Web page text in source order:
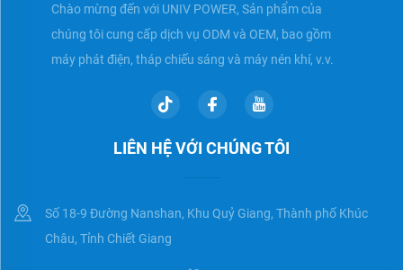
Chào mừng đến với UNIV POWER, Sản phẩm của
chúng tôi cung cấp dịch vụ ODM và OEM, bao gồm
máy phát điện, tháp chiếu sáng và máy nén khí, v.v.
LIÊN HỆ VỚI CHÚNG TÔI
Số 18-9 Đường Nanshan, Khu Quỷ Giang, Thành phố Khúc
Châu, Tỉnh Chiết Giang